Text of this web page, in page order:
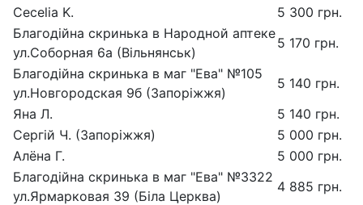
Cecelia K.
5 300 грн.
Благодійна скринька в Народной аптеке
ул.Соборная 6а (Вільнянськ)
5 170 грн.
Благодійна скринька в маг "Ева" №105
ул.Новгородская 9б (Запоріжжя)
5 140 грн.
Яна Л.
5 140 грн.
Сергiй Ч. (Запоріжжя)
5 000 грн.
Алёна Г.
5 000 грн.
Благодійна скринька в маг "Ева" №3322
ул.Ярмарковая 39 (Біла Церква)
4 885 грн.